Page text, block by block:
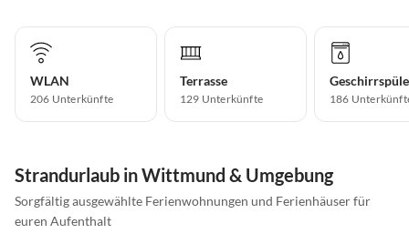
WLAN
206 Unterkünfte
Terrasse
129 Unterkünfte 186
Strandurlaub in Wittmund & Umgebung
Sorgfältig ausgewählte Ferienwohnungen und Ferienhäuser für
euren Aufenthalt